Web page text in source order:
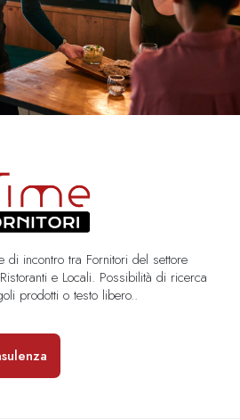
di incontro tra Fornitori del settore
e Locali. Possibilità di ricerca
prodotti o testo libero..